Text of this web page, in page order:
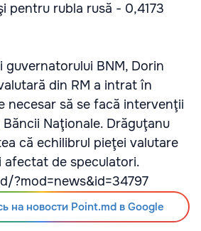
pentru rubla rusă - 0,4173
BNM, Dorin
din RM a intrat în
necesar să se facă intervenţii
Naţionale. Drăguţanu
că echilibrul pieţei valutare
afectat de speculatori.
?mod=news&id=34797
на новости Point.md в Google